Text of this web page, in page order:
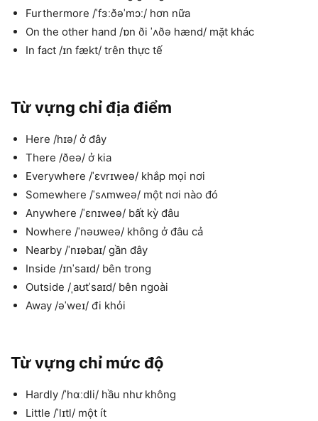
Furthermore /ˈfɜːðəˈmɔː/ hơn nữa
On the other hand /ɒn ði ˈʌðə hænd/ mặt khác
In fact /ɪn fækt/ trên thực tế
Từ vựng chỉ địa điểm
Here /hɪə/ ở đây
There /ðeə/ ở kia
Everywhere /ˈɛvrɪweə/ khắp mọi nơi
Somewhere /ˈsʌmweə/ một nơi nào đó
Anywhere /ˈɛnɪweə/ bất kỳ đâu
Nowhere /ˈnəʊweə/ không ở đâu cả
Nearby /ˈnɪəbaɪ/ gần đây
Inside /ɪnˈsaɪd/ bên trong
Outside /ˌaʊtˈsaɪd/ bên ngoài
Away /əˈweɪ/ đi khỏi
Từ vựng chỉ mức độ
Hardly /ˈhɑːdli/ hầu như không
Little /ˈlɪtl/ một ít